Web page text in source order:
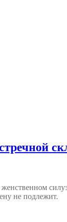
не подлежит.